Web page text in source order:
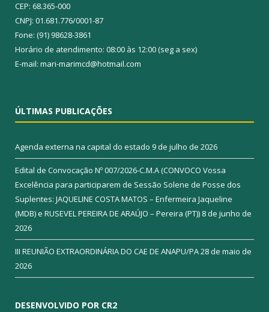
CEP: 68.365-000
CNPJ: 01.681.776/0001-87
Fone: (91) 98628-3861
Horário de atendimento: 08:00 às 12:00 (seg a sex)
E-mail: mari-marimcd@hotmail.com
ÚLTIMAS PUBLICAÇÕES
Agenda externa na capital do estado 9 de julho de 2026
Edital de Convocação Nº 007/2026-C.M.A (CONVOCO Vossa
Excelência para participarem de Sessão Solene de Posse dos
Suplentes: JAQUELINE COSTA MATOS – Enfermeira Jaqueline
(MDB) e RUSEVEL PEREIRA DE ARAÚJO – Pereira (PT)) 8 de junho de
2026
III REUNIÃO EXTRAORDINÁRIA DO CAE DE ANAPU/PA28 de maio de
2026
DESENVOLVIDO POR CR2